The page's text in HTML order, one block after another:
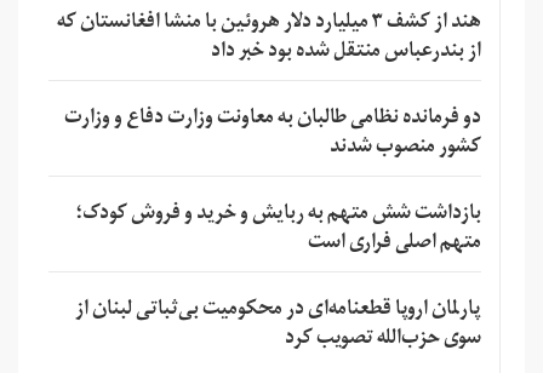
هند از کشف ۳ میلیارد دلار هروئین با منشا افغانستان که
از بندرعباس منتقل شده بود خبر داد
دو فرمانده نظامی طالبان به معاونت وزارت دفاع و وزارت
کشور منصوب شدند
بازداشت شش متهم به ربایش و خرید و فروش کودک؛
متهم اصلی فراری است
پارلمان اروپا قطعنامه‌ای در محکومیت بی‌ثباتی لبنان از
سوی حزب‌الله تصویب کرد